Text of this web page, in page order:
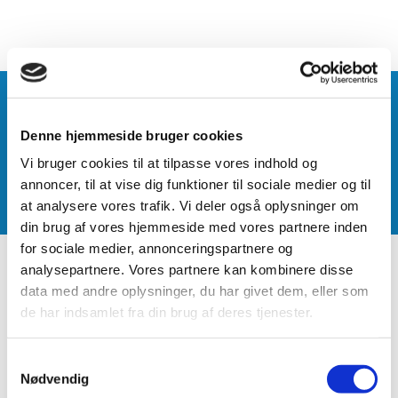
Denne hjemmeside bruger cookies
Vi bruger cookies til at tilpasse vores indhold og
annoncer, til at vise dig funktioner til sociale medier og til
at analysere vores trafik. Vi deler også oplysninger om
din brug af vores hjemmeside med vores partnere inden
for sociale medier, annonceringspartnere og
analysepartnere. Vores partnere kan kombinere disse
data med andre oplysninger, du har givet dem, eller som
de har indsamlet fra din brug af deres tjenester.
Nødvendig
Stouby GIF
Motion
Gymnastik
Kajak
Badminton
Tennis
Bordtennis
Forside
Andre aktiviteter
Aktivitetspark
Tæppecurling